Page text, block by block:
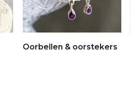
Oorbellen & oorstekers